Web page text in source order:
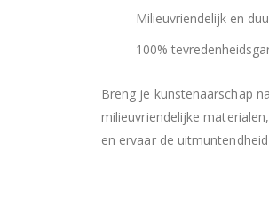
Milieuvriendelijk en
100%
Breng je kunstenaarschap
milieuvriendelijke
en ervaar de